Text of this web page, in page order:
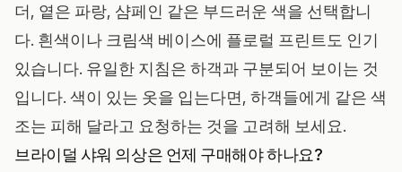
더, 옅은 파랑, 샴페인 같은 부드러운 색을 선택합니
다. 흰색이나 크림색 베이스에 플로럴 프린트도 인기
있습니다. 유일한 지침은 하객과 구분되어 보이는 것
입니다. 색이 있는 옷을 입는다면, 하객들에게 같은 색
조는 피해 달라고 요청하는 것을 고려해 보세요.
브라이덜 샤워 의상은 언제 구매해야 하나요?